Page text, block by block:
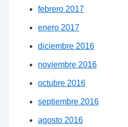
febrero 2017
enero 2017
diciembre 2016
noviembre 2016
octubre 2016
septiembre 2016
agosto 2016